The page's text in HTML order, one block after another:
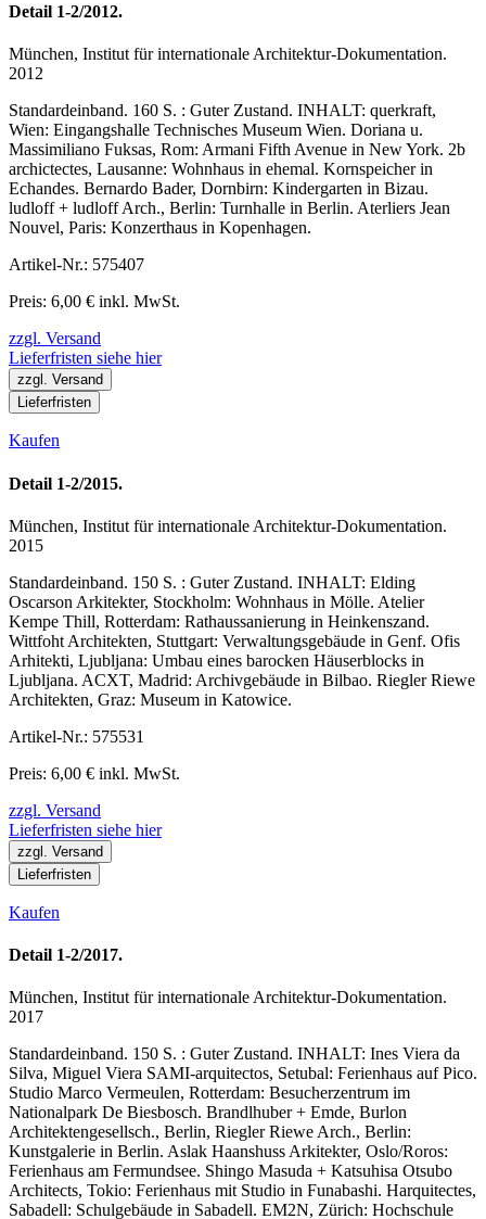
Detail 1-2/2012.
München, Institut für internationale Architektur-Dokumentation.
2012
Standardeinband. 160 S. : Guter Zustand. INHALT: querkraft,
Wien: Eingangshalle Technisches Museum Wien. Doriana u.
Massimiliano Fuksas, Rom: Armani Fifth Avenue in New York. 2b
archictectes, Lausanne: Wohnhaus in ehemal. Kornspeicher in
Echandes. Bernardo Bader, Dornbirn: Kindergarten in Bizau.
ludloff + ludloff Arch., Berlin: Turnhalle in Berlin. Aterliers Jean
Nouvel, Paris: Konzerthaus in Kopenhagen.
Artikel-Nr.: 575407
Preis: 6,00 € inkl. MwSt.
zzgl. Versand
Lieferfristen siehe hier
zzgl. Versand
Lieferfristen
Kaufen
Detail 1-2/2015.
München, Institut für internationale Architektur-Dokumentation.
2015
Standardeinband. 150 S. : Guter Zustand. INHALT: Elding
Oscarson Arkitekter, Stockholm: Wohnhaus in Mölle. Atelier
Kempe Thill, Rotterdam: Rathaussanierung in Heinkenszand.
Wittfoht Architekten, Stuttgart: Verwaltungsgebäude in Genf. Ofis
Arhitekti, Ljubljana: Umbau eines barocken Häuserblocks in
Ljubljana. ACXT, Madrid: Archivgebäude in Bilbao. Riegler Riewe
Architekten, Graz: Museum in Katowice.
Artikel-Nr.: 575531
Preis: 6,00 € inkl. MwSt.
zzgl. Versand
Lieferfristen siehe hier
zzgl. Versand
Lieferfristen
Kaufen
Detail 1-2/2017.
München, Institut für internationale Architektur-Dokumentation.
2017
Standardeinband. 150 S. : Guter Zustand. INHALT: Ines Viera da
Silva, Miguel Viera SAMI-arquitectos, Setubal: Ferienhaus auf Pico.
Studio Marco Vermeulen, Rotterdam: Besucherzentrum im
Nationalpark De Biesbosch. Brandlhuber + Emde, Burlon
Architektengesellsch., Berlin, Riegler Riewe Arch., Berlin:
Kunstgalerie in Berlin. Aslak Haanshuss Arkitekter, Oslo/Roros:
Ferienhaus am Fermundsee. Shingo Masuda + Katsuhisa Otsubo
Architects, Tokio: Ferienhaus mit Studio in Funabashi. Harquitectes,
Sabadell: Schulgebäude in Sabadell. EM2N, Zürich: Hochschule